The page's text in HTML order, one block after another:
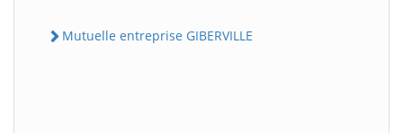
Mutuelle entreprise GIBERVILLE